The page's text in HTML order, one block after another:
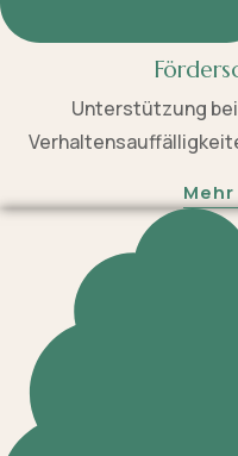
Unterstützung